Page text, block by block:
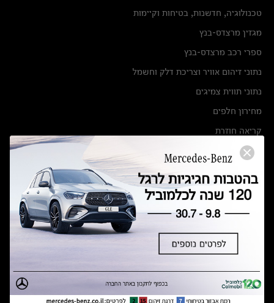
טכנולוגיה, חדשנות, בטיחות וקיימות
מגזין מרצדס-בנץ
ספרי רכב מרצדס-בנץ
נתוני זיהום אוויר וצריכת דלק וחשמל
נתוני תווית צמיגים
מחירון חלפים
קריאה חוזרת
הודעה על הטבות לרכבי מרצדס בהסדר פשרה בתצ 56447-02-19
תקנון ימי מכירות 120 לכלמוביל
מצאו אותנו
אולמות תצוגה
מרכזי שירות